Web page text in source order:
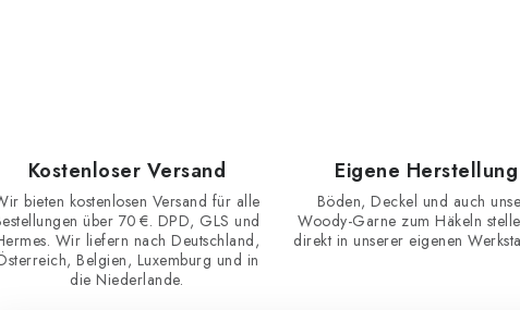
Kostenloser Versand
bieten kostenlosen Versand für alle
über 70 €. DPD, GLS und
Wir liefern nach Deutschland,
Belgien, Luxemburg und in
die Niederlande.
Eigene Herstellung
Böden, Deckel und auch
Woody-Garne zum Häkeln
direkt in unserer eigenen